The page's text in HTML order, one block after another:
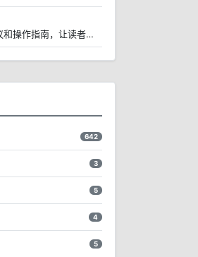
文章中的实用建议和操作指南，让读者受益匪浅，值得珍藏。
642
3
5
4
5